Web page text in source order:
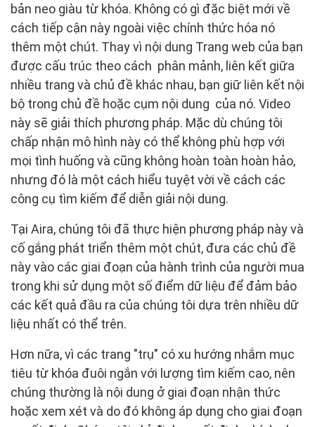
bản neo giàu từ khóa. Không có gì đặc biệt mới về
cách tiếp cận này ngoài việc chính thức hóa nó
thêm một chút. Thay vì nội dung Trang web của bạn
được cấu trúc theo cách phân mảnh, liên kết giữa
nhiều trang và chủ đề khác nhau, bạn giữ liên kết nội
bộ trong chủ đề hoặc cụm nội dung của nó. Video
này sẽ giải thích phương pháp. Mặc dù chúng tôi
chấp nhận mô hình này có thể không phù hợp với
mọi tình huống và cũng không hoàn toàn hoàn hảo,
nhưng đó là một cách hiểu tuyệt vời về cách các
công cụ tìm kiếm để diễn giải nội dung.
Tại Aira, chúng tôi đã thực hiện phương pháp này và
cố gắng phát triển thêm một chút, đưa các chủ đề
này vào các giai đoạn của hành trình của người mua
trong khi sử dụng một số điểm dữ liệu để đảm bảo
các kết quả đầu ra của chúng tôi dựa trên nhiều dữ
liệu nhất có thể trên.
Hơn nữa, vì các trang "trụ" có xu hướng nhắm mục
tiêu từ khóa đuôi ngắn với lượng tìm kiếm cao, nên
chúng thường là nội dung ở giai đoạn nhận thức
hoặc xem xét và do đó không áp dụng cho giai đoạn